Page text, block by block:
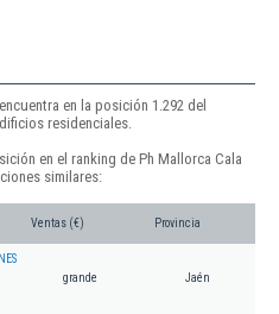
en la posición 1.292 del
residenciales.
en el ranking de Ph Mallorca Cala
similares:
Ventas (€) Provincia
grande Jaén